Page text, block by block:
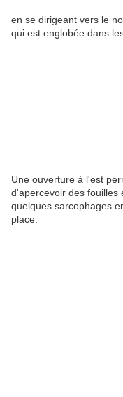
en se dirigeant vers le
qui est englobée dans
Une ouverture à l'est
d'apercevoir des fouilles
quelques sarcophages
place.